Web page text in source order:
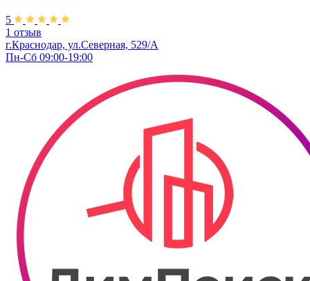
5
1 отзыв
г.Краснодар, ул.Северная, 529/А
Пн-Сб 09:00-19:00